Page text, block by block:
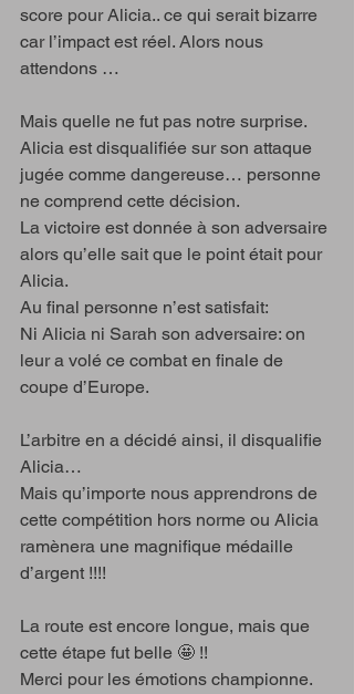
score pour Alicia.. ce qui serait bizarre
car l’impact est réel. Alors nous
attendons …
Mais quelle ne fut pas notre surprise.
Alicia est disqualifiée sur son attaque
jugée comme dangereuse… personne
ne comprend cette décision.
La victoire est donnée à son adversaire
alors qu’elle sait que le point était pour
Alicia.
Au final personne n’est satisfait:
Ni Alicia ni Sarah son adversaire: on
leur a volé ce combat en finale de
coupe d’Europe.
L’arbitre en a décidé ainsi, il disqualifie
Alicia…
Mais qu’importe nous apprendrons de
cette compétition hors norme ou Alicia
ramènera une magnifique médaille
d’argent !!!!
La route est encore longue, mais que
cette étape fut belle 🤩 !!
Merci pour les émotions championne.